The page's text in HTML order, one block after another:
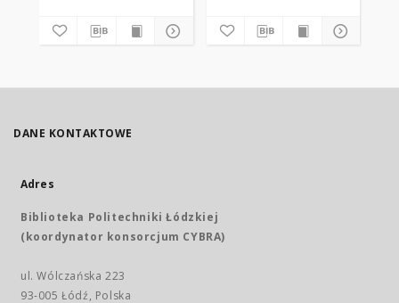
DANE KONTAKTOWE
Adres
Biblioteka Politechniki Łódzkiej
(koordynator konsorcjum CYBRA)
ul. Wólczańska 223
93-005 Łódź, Polska